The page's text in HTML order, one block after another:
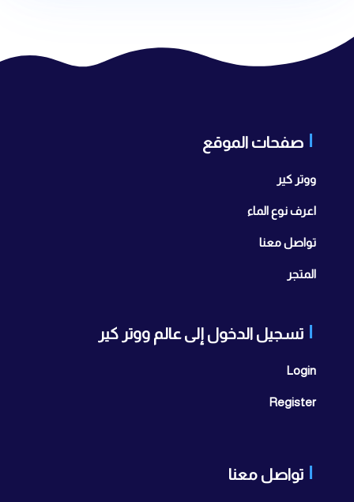
صفحات الموقع
ووتر كير
اعرف نوع الماء
تواصل معنا
المتجر
تسجيل الدخول إلى عالم ووتر كير
Login
Register
تواصل معنا